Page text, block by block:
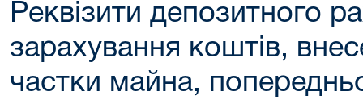
Реквізити депозитного
зарахування коштів,
частки майна,